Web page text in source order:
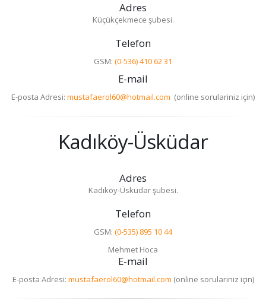
Adres
Küçükçekmece şubesi.
Telefon
GSM: (0-536) 410 62 31
E-mail
E-posta Adresi: mustafaerol60@hotmail.com (online sorulariniz için)
Kadıköy-Üsküdar
Adres
Kadıköy-Üsküdar şubesi.
Telefon
GSM: (0-535) 895 10 44
Mehmet Hoca
E-mail
E-posta Adresi: mustafaerol60@hotmail.com (online sorulariniz için)